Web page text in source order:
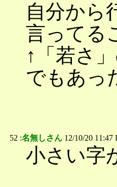
自分から
言ってる
↑「若さ
でもあ
52 :名無しさん 12/10/20
小さい字